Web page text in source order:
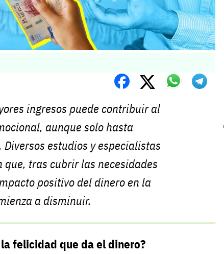
ingresos puede contribuir al
aunque solo hasta
Diversos estudios y especialistas
que, tras cubrir las necesidades
positivo del dinero en la
a disminuir.
felicidad que da el dinero?